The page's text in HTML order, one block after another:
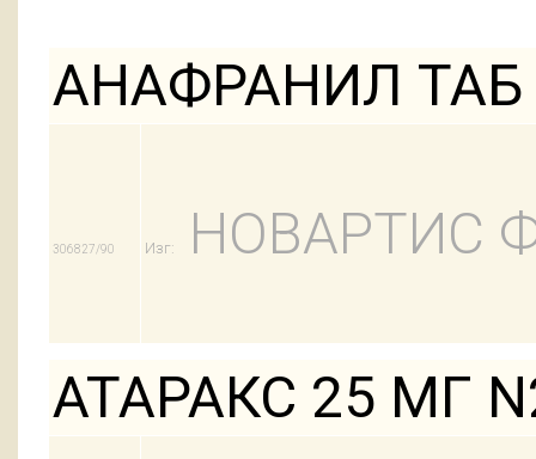
АНАФРАНИЛ ТАБ
306827/90 Изг: НОВАРТИС
АТАРАКС 25 МГ